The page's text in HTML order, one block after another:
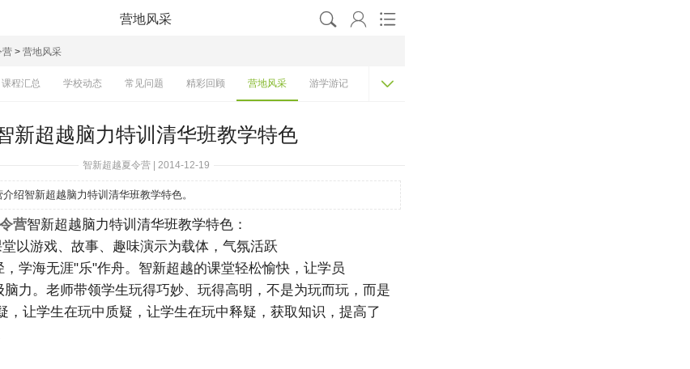
营地风采   
营 > 营地风采
课程汇总 学校动态 常见问题 精彩回顾 营地风采 游学游记 
新超越脑力特训清华班教学特色
智新超越夏令营 | 2014-12-19
绍智新超越脑力特训清华班教学特色。
营智新超越脑力特训清华班教学特色：
以游戏、故事、趣味演示为载体，气氛活跃
学海无涯"乐"作舟。智新超越的课堂轻松愉快，让学员
力。老师带领学生玩得巧妙、玩得高明，不是为玩而玩，而是
，让学生在玩中质疑，让学生在玩中释疑，获取知识，提高了